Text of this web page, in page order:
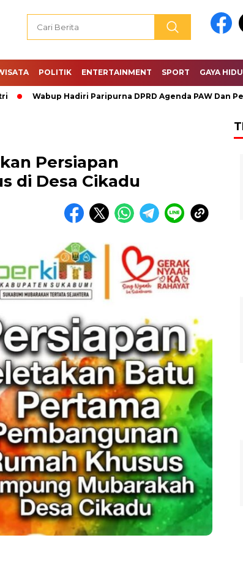
POLITIK ENTERTAINMENT SPORT GAYA
Hadiri Paripurna DPRD Agenda PAW Dan
Persiapan
di Desa Cikadu